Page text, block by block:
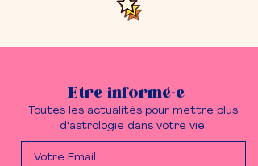
Etre informé-e
Toutes les actualités pour mettre plus
d'astrologie dans votre vie.